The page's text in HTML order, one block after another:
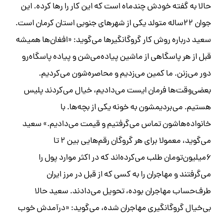
حالا به گفته خودش چندماه است که این کار را‌‌ رها کرده. این
جوان ۲۲ساله متولد یکی از شهرهای جنوبی استان کرمان است.
سعید درباره روش کار گروگانگیر‌ها می‌گوید: «افغان‌ها همیشه
قبل از هر پاسگاهی از ماشین پیاده‌می‌شن و پیاده پاسگاه‌رو
دور می‌زنن. ما کمین می‌زدیم و محاصره‌شون می‌کردیم.
بعضی‌وقت‌ها فرمان ایست می‌دادیم، خیال می‌کردند پلیس
هستیم. می‌بردیمشون به خونه یکی از بچه‌ها. با
خانواده‌هاشون تماس می‌گرفتیم و قیمت می‌دادیم.» سعید
می‌گوید، معمولا برای هر گروگان رقم‌هایی بین ۲ تا
۶‌میلیون‌تومان طلب می‌کرده‌اند که در اکثر موارد پول را
می‌گرفتند و مهاجران را به کسی که از قبل در مرز ایران
طرف‌حساب مهاجران بوده، تحویل می‌دادند. سعید حالا
بی‌خیال گروگانگیری مهاجران شده، می‌گوید: «درآمدش خوب